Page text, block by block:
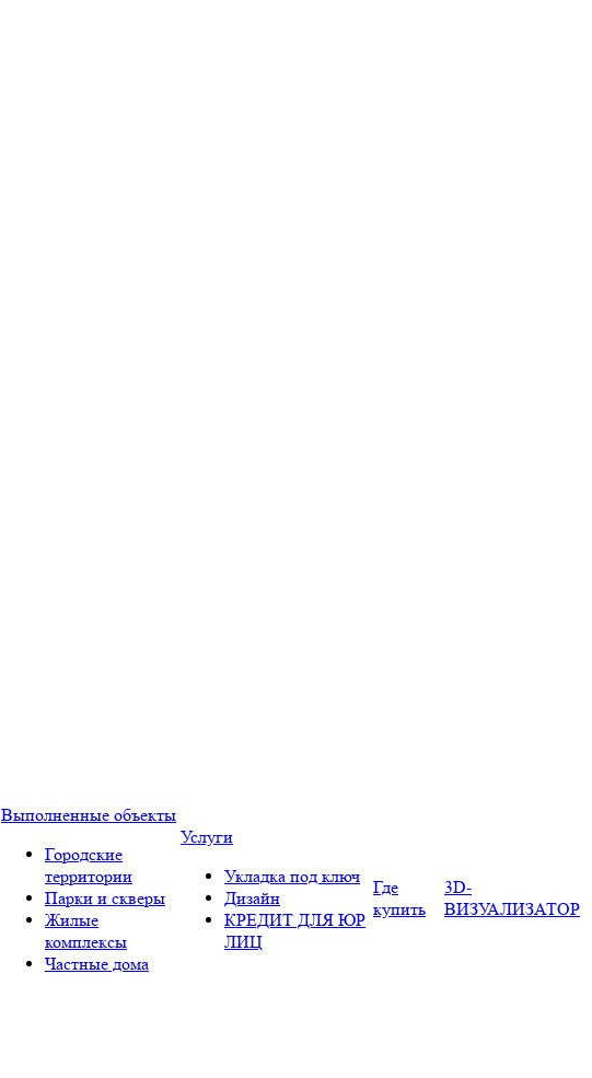
Выполненные объекты
Городские
территории
Парки и скверы
Жилые
комплексы
Частные дома
Услуги
Укладка под ключ
Дизайн
КРЕДИТ ДЛЯ ЮР
ЛИЦ
Где
купить
3D-
ВИЗУАЛИЗАТОР